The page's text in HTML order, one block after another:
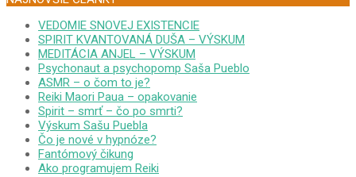
VEDOMIE SNOVEJ EXISTENCIE
SPIRIT KVANTOVANÁ DUŠA – VÝSKUM
MEDITÁCIA ANJEL – VÝSKUM
Psychonaut a psychopomp Saša Pueblo
ASMR – o čom to je?
Reiki Maori Paua – opakovanie
Spirit – smrť – čo po smrti?
Výskum Sašu Puebla
Čo je nové v hypnóze?
Fantómový čikung
Ako programujem Reiki